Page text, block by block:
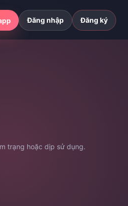
Đăng nhập Đăng ký
trạng hoặc dịp sử dụng.